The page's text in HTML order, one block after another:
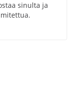
sinulta ja